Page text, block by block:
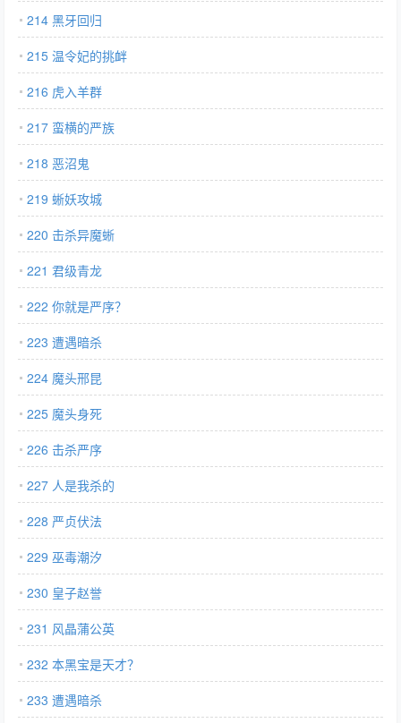
214 黑牙回归
215 温令妃的挑衅
216 虎入羊群
217 蛮横的严族
218 恶沼鬼
219 蜥妖攻城
220 击杀异魔蜥
221 君级青龙
222 你就是严序？
223 遭遇暗杀
224 魔头邢昆
225 魔头身死
226 击杀严序
227 人是我杀的
228 严贞伏法
229 巫毒潮汐
230 皇子赵誉
231 风晶蒲公英
232 本黑宝是天才？
233 遭遇暗杀